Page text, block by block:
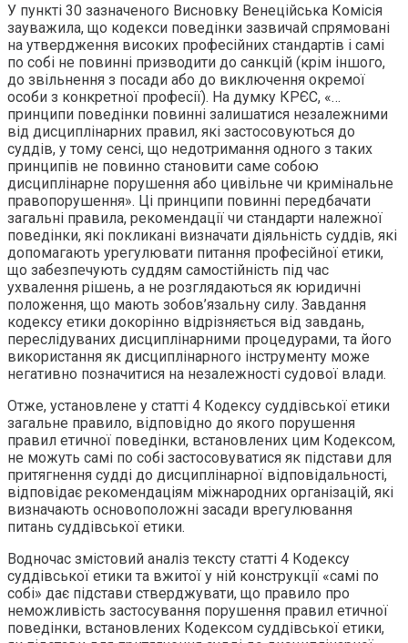
У пункті 30 зазначеного Висновку Венеційська Комісія
зауважила, що кодекси поведінки зазвичай спрямовані
на утвердження високих професійних стандартів і самі
по собі не повинні призводити до санкцій (крім іншого,
до звільнення з посади або до виключення окремої
особи з конкретної професії). На думку КРЄС, «…
принципи поведінки повинні залишатися незалежними
від дисциплінарних правил, які застосовуються до
суддів, у тому сенсі, що недотримання одного з таких
принципів не повинно становити саме собою
дисциплінарне порушення або цивільне чи кримінальне
правопорушення». Ці принципи повинні передбачати
загальні правила, рекомендації чи стандарти належної
поведінки, які покликані визначати діяльність суддів, які
допомагають урегулювати питання професійної етики,
що забезпечують суддям самостійність під час
ухвалення рішень, а не розглядаються як юридичні
положення, що мають зобов’язальну силу. Завдання
кодексу етики докорінно відрізняється від завдань,
переслідуваних дисциплінарними процедурами, та його
використання як дисциплінарного інструменту може
негативно позначитися на незалежності судової влади.
Отже, установлене у статті 4 Кодексу суддівської етики
загальне правило, відповідно до якого порушення
правил етичної поведінки, встановлених цим Кодексом,
не можуть самі по собі застосовуватися як підстави для
притягнення судді до дисциплінарної відповідальності,
відповідає рекомендаціям міжнародних організацій, які
визначають основоположні засади врегулювання
питань суддівської етики.
Водночас змістовий аналіз тексту статті 4 Кодексу
суддівської етики та вжитої у ній конструкції «самі по
собі» дає підстави стверджувати, що правило про
неможливість застосування порушення правил етичної
поведінки, встановлених Кодексом суддівської етики,